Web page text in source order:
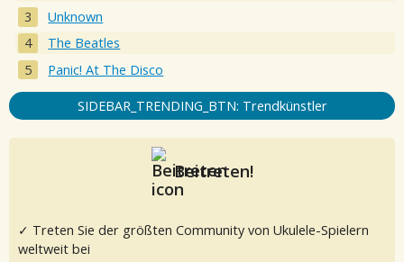
Unknown
The Beatles
Panic! At The Disco
SIDEBAR_TRENDING_BTN: Trendkünstler
Beitreten!
✓ Treten Sie der größten Community von Ukulele-Spielern
weltweit bei